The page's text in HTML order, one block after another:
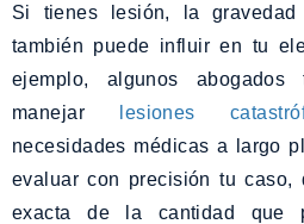
Si tienes lesión, la
también puede influir en tu
ejemplo, algunos abogados
manejar
lesiones
necesidades médicas a largo
evaluar con precisión tu caso,
exacta de la cantidad que